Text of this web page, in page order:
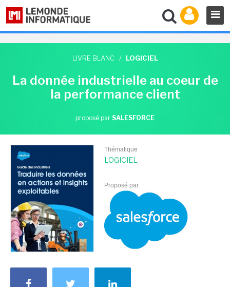
LIVRE BLANC / LOGICIEL
La donnée industrielle au coeur de
la performance client
proposé par SALESFORCE
Thématique
LOGICIEL
Proposé par